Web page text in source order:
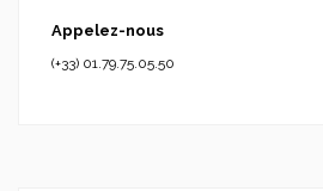
Appelez-nous
(+33) 01.79.75.05.50